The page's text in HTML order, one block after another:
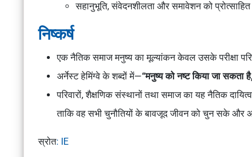
सहानुभूति, संवेदनशीलता और समावेशन को
निष्कर्ष
एक नैतिक समाज मनुष्य का मूल्यांकन केवल उसके परीक्षा
अर्नेस्ट हेमिंग्वे के शब्दों में—“मनुष्य को नष्ट किया जा सकता
परिवारों, शैक्षणिक संस्थानों तथा समाज का यह नैतिक
ताकि वह सभी चुनौतियों के बावजूद जीवन को चुन सके और
स्रोत: IE